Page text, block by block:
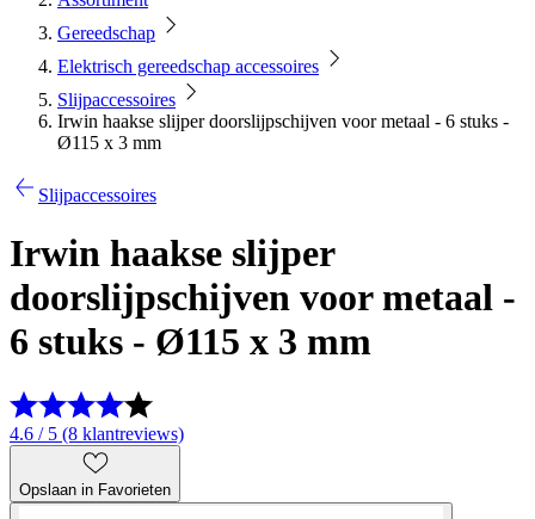
Gereedschap
Elektrisch gereedschap accessoires
Slijpaccessoires
Irwin haakse slijper doorslijpschijven voor metaal - 6 stuks -
Ø115 x 3 mm
Slijpaccessoires
Irwin haakse slijper
doorslijpschijven voor metaal -
6 stuks - Ø115 x 3 mm
4.6 / 5 (8 klantreviews)
Opslaan in Favorieten